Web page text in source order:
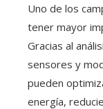
Uno de los
tener mayor
Gracias al
sensores y
pueden
energía,